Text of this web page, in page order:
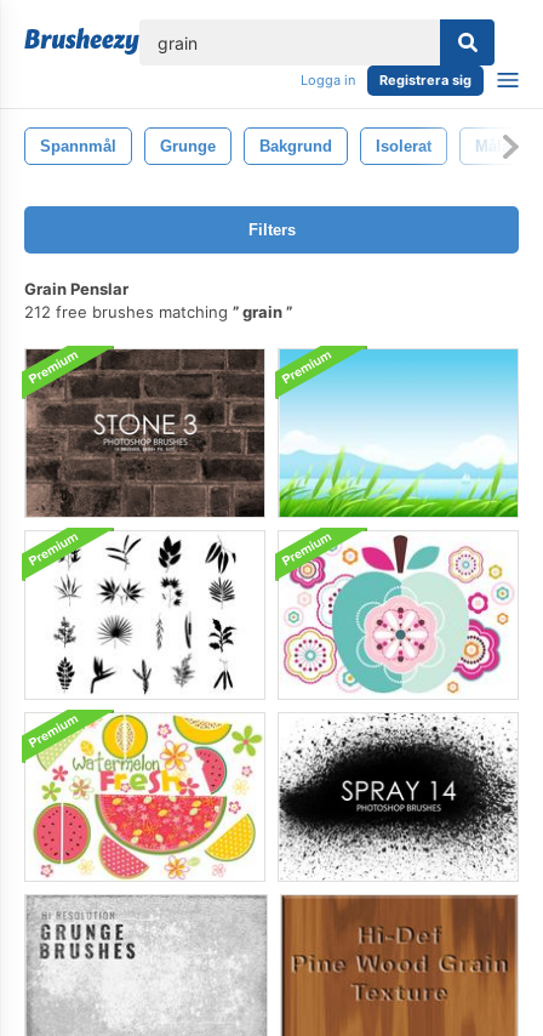
Logga in Registrera sig
Spannmål Grunge Bakgrund Isolerat Måla
Filters
Grain Penslar
212 free brushes matching
grain